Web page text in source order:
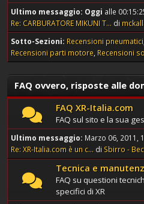
Ultimo messaggio: Oggi alle
Re: CARBURATORE MIKUNI T... di
Sotto-Sezioni Recensioni pneumatici
Recensioni parti motore Recensioni
FAQ ovvero, risposte alle
FAQ XR-Italia.com
FAQ sul sito e la sua
Ultimo messaggio: Marzo 06, 2011,
Re: XR-Italia.com è un c... di Sbirro -
Tecnica e
FAQ su questioni
specifici di XR